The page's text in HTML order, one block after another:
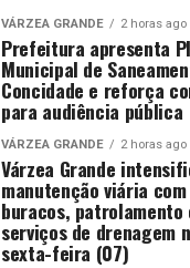
VÁRZEA GRANDE 2 horas ago
Prefeitura apresenta
Municipal de
Concidade e reforça
para audiência pública
VÁRZEA GRANDE 2 horas ago
Várzea Grande
manutenção viária
buracos, patrolamento
serviços de drenagem
sexta-feira (07)